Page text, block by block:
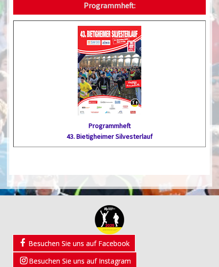
Programmheft:
Programmheft
43. Bietig­heimer Silvester­lauf
Besuchen Sie uns auf Facebook
Besuchen Sie uns auf Instagram